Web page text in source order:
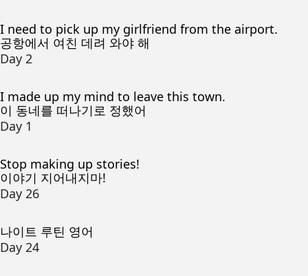
I need to pick up my girlfriend from the airport.
공항에서 여친 데려 와야 해
Day 2
I made up my mind to leave this town.
이 동네를 떠나기로 정했어
Day 1
Stop making up stories!
이야기 지어내지마!
Day 26
나이트 루틴 영어
Day 24